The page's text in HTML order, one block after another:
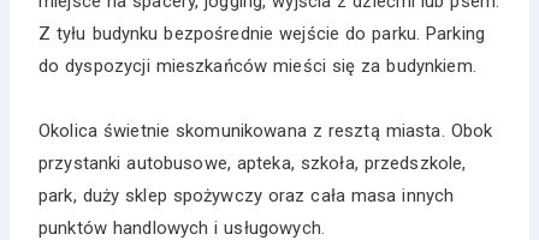
Z tyłu budynku bezpośrednie wejście do parku. Parking
do dyspozycji mieszkańców mieści się za budynkiem.
Okolica świetnie skomunikowana z resztą miasta. Obok
przystanki autobusowe, apteka, szkoła, przedszkole,
park, duży sklep spożywczy oraz cała masa innych
punktów handlowych i usługowych.